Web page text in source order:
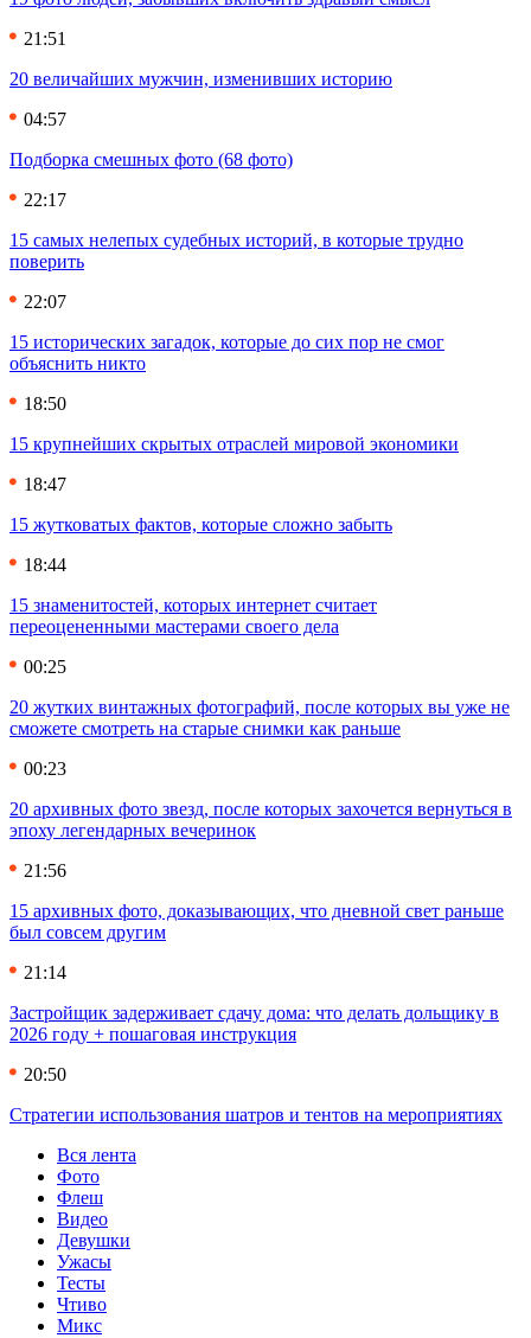
21:51
20 величайших мужчин, изменивших историю
04:57
Подборка смешных фото (68 фото)
22:17
15 самых нелепых судебных историй, в которые трудно
поверить
22:07
15 исторических загадок, которые до сих пор не смог
объяснить никто
18:50
15 крупнейших скрытых отраслей мировой экономики
18:47
15 жутковатых фактов, которые сложно забыть
18:44
15 знаменитостей, которых интернет считает
переоцененными мастерами своего дела
00:25
20 жутких винтажных фотографий, после которых вы уже не
сможете смотреть на старые снимки как раньше
00:23
20 архивных фото звезд, после которых захочется вернуться в
эпоху легендарных вечеринок
21:56
15 архивных фото, доказывающих, что дневной свет раньше
был совсем другим
21:14
Застройщик задерживает сдачу дома: что делать дольщику в
2026 году + пошаговая инструкция
20:50
Стратегии использования шатров и тентов на мероприятиях
Вся лента
Фото
Флеш
Видео
Девушки
Ужасы
Тесты
Чтиво
Микс